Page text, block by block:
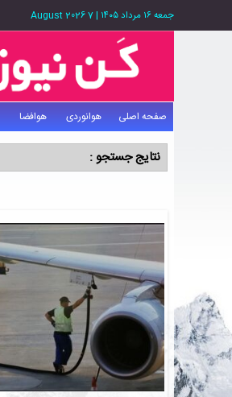
جمعه ۱۶ مرداد ۱۴۰۵ |
7 August 2026
صفحه اصلی هوانوردی هوافضا
نتایج جستجو :